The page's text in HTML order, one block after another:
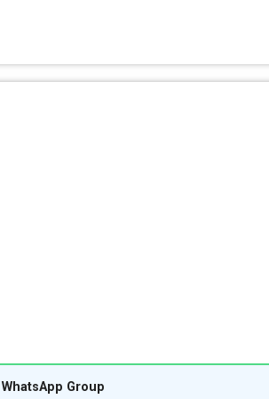
WhatsApp Group